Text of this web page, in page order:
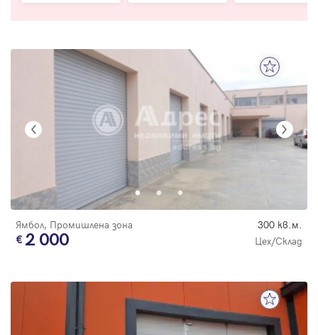
Ямбол, Промишлена зона 300 кв.м.
2 000 Цех/Склад